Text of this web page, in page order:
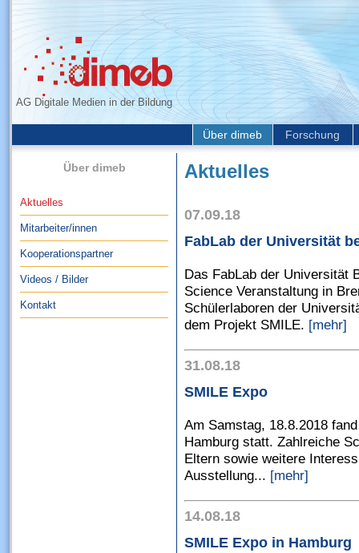
AG Digitale Medien in der Bildung
Über dimeb Forschung
Über dimeb
Aktuelles
Mitarbeiter/innen
Kooperationspartner
Videos / Bilder
Kontakt
Aktuelles
07.09.18
FabLab der Universität
Das FabLab der Universität
Science Veranstaltung in
Schülerlaboren der
dem Projekt SMILE. [mehr]
31.08.18
SMILE Expo
Am Samstag, 18.8.2018
Hamburg statt. Zahlreiche
Eltern sowie weitere
Ausstellung... [mehr]
14.08.18
SMILE Expo in Hamburg